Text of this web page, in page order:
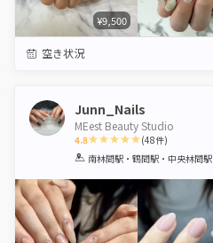
¥9,500
空き状況
Junn_Nails
MEest Beauty Studio
4.8
1 2 3 4 5
(48件)
南林間駅・鶴間駅・中央林間駅